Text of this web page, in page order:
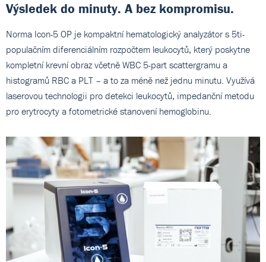
Výsledek do minuty. A bez kompromisu.
Norma Icon-5 OP je kompaktní hematologický analyzátor s 5ti-
populačním diferenciálním rozpočtem leukocytů, který poskytne
kompletní krevní obraz včetně WBC 5-part scattergramu a
histogramů RBC a PLT – a to za méně než jednu minutu. Využívá
laserovou technologii pro detekci leukocytů, impedanční metodu
pro erytrocyty a fotometrické stanovení hemoglobinu.